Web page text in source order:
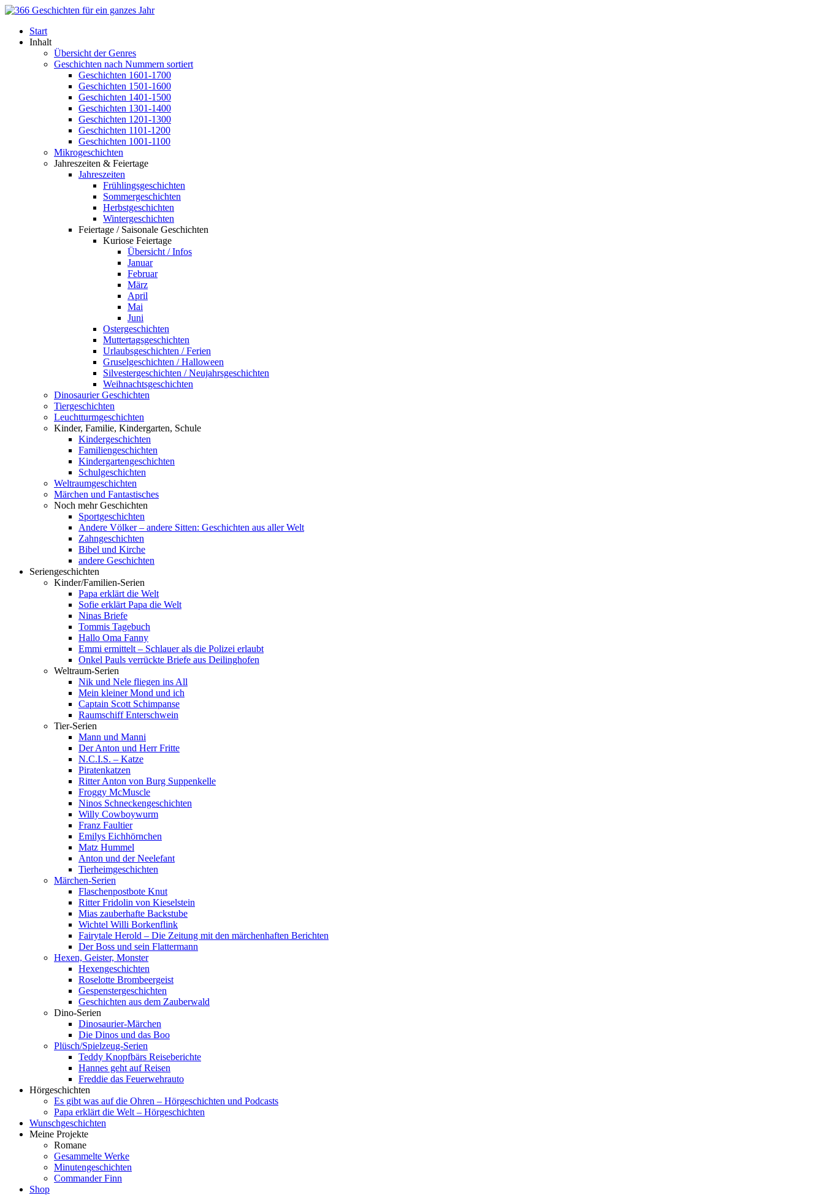
Start
Inhalt
Übersicht der Genres
Geschichten nach Nummern sortiert
Geschichten 1601-1700
Geschichten 1501-1600
Geschichten 1401-1500
Geschichten 1301-1400
Geschichten 1201-1300
Geschichten 1101-1200
Geschichten 1001-1100
Mikrogeschichten
Jahreszeiten & Feiertage
Jahreszeiten
Frühlingsgeschichten
Sommergeschichten
Herbstgeschichten
Wintergeschichten
Feiertage / Saisonale Geschichten
Kuriose Feiertage
Übersicht / Infos
Januar
Februar
März
April
Mai
Juni
Ostergeschichten
Muttertagsgeschichten
Urlaubsgeschichten / Ferien
Gruselgeschichten / Halloween
Silvestergeschichten / Neujahrsgeschichten
Weihnachtsgeschichten
Dinosaurier Geschichten
Tiergeschichten
Leuchtturmgeschichten
Kinder, Familie, Kindergarten, Schule
Kindergeschichten
Familiengeschichten
Kindergartengeschichten
Schulgeschichten
Weltraumgeschichten
Märchen und Fantastisches
Noch mehr Geschichten
Sportgeschichten
Andere Völker – andere Sitten: Geschichten aus aller Welt
Zahngeschichten
Bibel und Kirche
andere Geschichten
Seriengeschichten
Kinder/Familien-Serien
Papa erklärt die Welt
Sofie erklärt Papa die Welt
Ninas Briefe
Tommis Tagebuch
Hallo Oma Fanny
Emmi ermittelt – Schlauer als die Polizei erlaubt
Onkel Pauls verrückte Briefe aus Deilinghofen
Weltraum-Serien
Nik und Nele fliegen ins All
Mein kleiner Mond und ich
Captain Scott Schimpanse
Raumschiff Enterschwein
Tier-Serien
Mann und Manni
Der Anton und Herr Fritte
N.C.I.S. – Katze
Piratenkatzen
Ritter Anton von Burg Suppenkelle
Froggy McMuscle
Ninos Schneckengeschichten
Willy Cowboywurm
Franz Faultier
Emilys Eichhörnchen
Matz Hummel
Anton und der Neelefant
Tierheimgeschichten
Märchen-Serien
Flaschenpostbote Knut
Ritter Fridolin von Kieselstein
Mias zauberhafte Backstube
Wichtel Willi Borkenflink
Fairytale Herold – Die Zeitung mit den märchenhaften Berichten
Der Boss und sein Flattermann
Hexen, Geister, Monster
Hexengeschichten
Roselotte Brombeergeist
Gespenstergeschichten
Geschichten aus dem Zauberwald
Dino-Serien
Dinosaurier-Märchen
Die Dinos und das Boo
Plüsch/Spielzeug-Serien
Teddy Knopfbärs Reiseberichte
Hannes geht auf Reisen
Freddie das Feuerwehrauto
Hörgeschichten
Es gibt was auf die Ohren – Hörgeschichten und Podcasts
Papa erklärt die Welt – Hörgeschichten
Wunschgeschichten
Meine Projekte
Romane
Gesammelte Werke
Minutengeschichten
Commander Finn
Shop